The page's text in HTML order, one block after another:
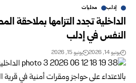
إدلب محليات
الداخلية تجدد التزامها بملاحقة
النفس في إدلب
يونيو 14, 2026 يونيو 15, 2026